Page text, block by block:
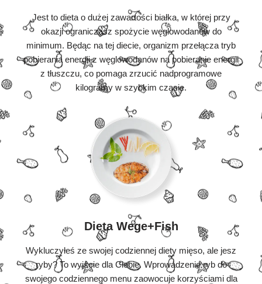
Jest to dieta o dużej zawartości białka, w której przy
okazji ograniczasz spożycie węglowodanów do
minimum. Będąc na tej diecie, organizm przełącza tryb
pobierania energii z węglowodanów na pobieranie energii
z tłuszczu, co pomaga zrzucić nadprogramowe
kilogramy w szybkim czasie.
Dieta Wege+Fish
Wykluczyłeś ze swojej codziennej diety mięso, ale jesz
ryby? To wyjście dla Ciebie. Wprowadzenie ryb do
swojego codziennego menu zaowocuje korzyściami dla